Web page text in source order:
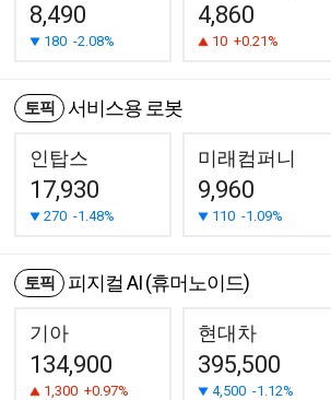
8,490
180 -2.08%
4,860
10 +0.21%
토픽 서비스용 로봇
인탑스
17,930
270 -1.48%
미래컴퍼니
9,960
110 -1.09%
토픽 피지컬 AI (휴머노이드)
기아
134,900
1,300 +0.97%
현대차
395,500
4,500 -1.12%